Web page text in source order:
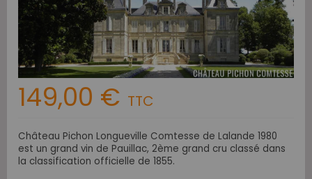
149,00 € TTC
Château Pichon Longueville Comtesse de Lalande 1980
est un grand vin de Pauillac, 2ème grand cru classé dans
la classification officielle de 1855.